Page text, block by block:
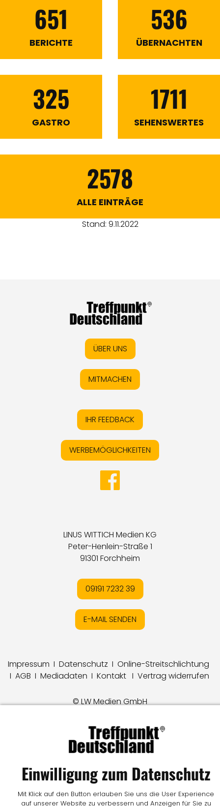
651
BERICHTE
536
ÜBERNACHTEN
325
GASTRO
1711
SEHENSWERTES
2578
ALLE EINTRÄGE
Stand: 9.11.2022
ÜBER UNS
MITMACHEN
IHR FEEDBACK
WERBEMÖGLICHKEITEN
LINUS WITTICH Medien KG
Peter-Henlein-Straße 1
91301 Forchheim
09191 7232 39
E-MAIL SENDEN
Impressum I Datenschutz I Online-Streitschlichtung
I AGB I Mediadaten I Kontakt I Vertrag widerrufen
© LW Medien GmbH
Einwilligung zum Datenschutz
Mit Klick auf den Button erlauben Sie uns die User Experience
auf unserer Website zu verbessern und Anzeigen für Sie zu